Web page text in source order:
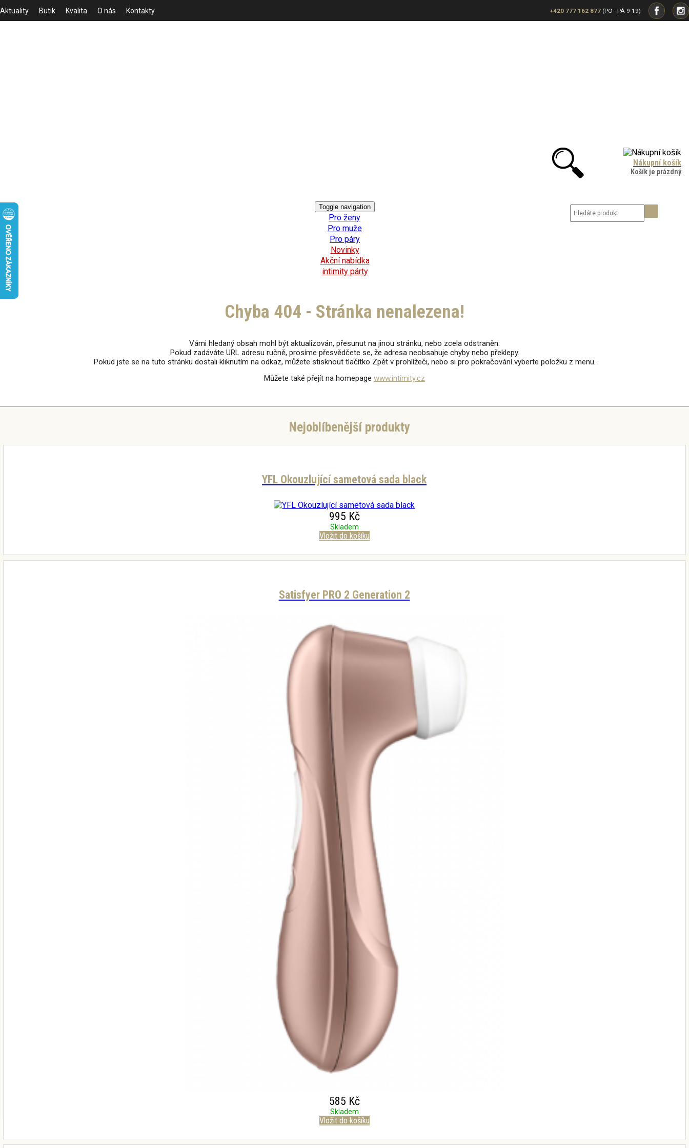
Aktuality Butik Kvalita O nás Kontakty +420 777 162 877 (PO - PÁ 9-19)
Nákupní košík
Košík je prázdný
Toggle navigation
Pro ženy
Pro muže
Pro páry
Novinky
Akční nabídka
intimity párty
Chyba 404 - Stránka nenalezena!
Vámi hledaný obsah mohl být aktualizován, přesunut na jinou stránku, nebo zcela odstraněn.
Pokud zadáváte URL adresu ručně, prosíme přesvědčete se, že adresa neobsahuje chyby nebo překlepy.
Pokud jste se na tuto stránku dostali kliknutím na odkaz, můžete stisknout tlačítko Zpět v prohlížeči, nebo si pro pokračování vyberte položku z menu.
Můžete také přejít na homepage www.intimity.cz
Nejoblíbenější produkty
YFL Okouzlující sametová sada black
995 Kč
Skladem
Vložit do košíku
Satisfyer PRO 2 Generation 2
585 Kč
Skladem
Vložit do košíku